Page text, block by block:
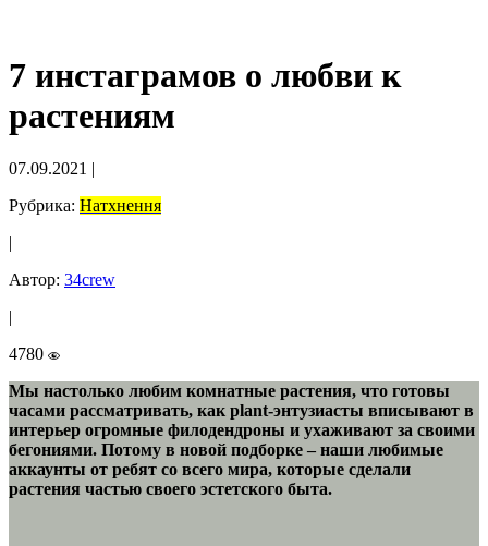
7 инстаграмов о любви к
растениям
07.09.2021 |
Рубрика: Натхнення
|
Автор: 34crew
|
4780
Мы настолько любим комнатные растения, что готовы
часами рассматривать, как plant-энтузиасты вписывают в
интерьер огромные филодендроны и ухаживают за своими
бегониями. Потому в новой подборке – наши любимые
аккаунты от ребят со всего мира, которые сделали
растения частью своего эстетского быта.